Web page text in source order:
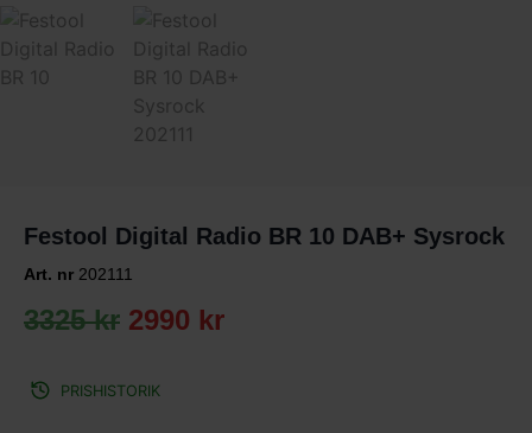
Festool Digital Radio BR 10 DAB+ Sysrock
Art. nr 202111
3325kr 2990 kr
PRISHISTORIK